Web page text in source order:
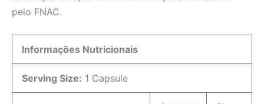
pelo FNAC.
Informações Nutricionais
Serving Size: 1 Capsule